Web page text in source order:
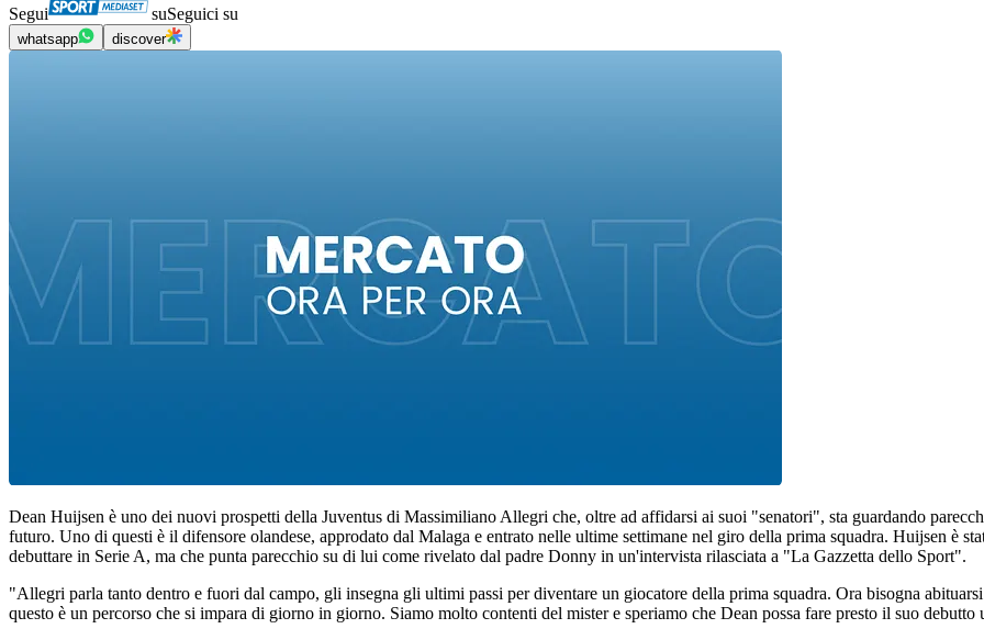
Segui suSeguici su
whatsapp discover
Dean Huijsen è uno dei nuovi prospetti della Juventus di Massimiliano Allegri che, oltre ad affidarsi ai suoi "senatori", sta guardando
futuro. Uno di questi è il difensore olandese, approdato dal Malaga e entrato nelle ultime settimane nel giro della prima squadra. Huijsen è
debuttare in Serie A, ma che punta parecchio su di lui come rivelato dal padre Donny in un'intervista rilasciata a "La Gazzetta dello Sport".
"Allegri parla tanto dentro e fuori dal campo, gli insegna gli ultimi passi per diventare un giocatore della prima squadra. Ora bisogna
questo è un percorso che si impara di giorno in giorno. Siamo molto contenti del mister e speriamo che Dean possa fare presto il suo